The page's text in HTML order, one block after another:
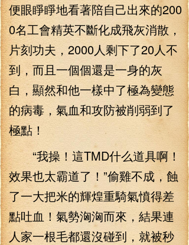
便眼睜睜地看著陪自己出來的200
0名工會精英不斷化成飛灰消散，
片刻功夫，2000人剩下了20人不
到，而且一個個還是一身的灰
白，顯然和他一樣中了極為變態
的病毒，氣血和攻防被削弱到了
極點！
“我操！這TMD什么道具啊！
效果也太霸道了！”偷雞不成，蝕
了一大把米的輝煌重騎氣憤得差
點吐血！氣勢洶洶而來，結果連
人家一根毛都還沒碰到，就被秒